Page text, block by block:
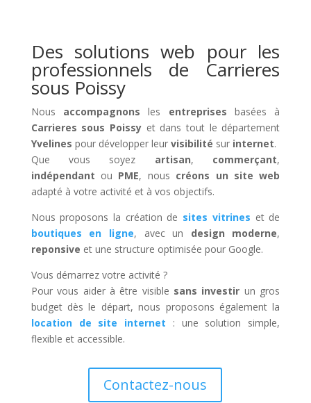
Des solutions web pour les
professionnels de Carrieres
sous Poissy
Nous accompagnons les entreprises basées à
Carrieres sous Poissy et dans tout le département
Yvelines pour développer leur visibilité sur internet.
Que vous soyez artisan, commerçant,
indépendant ou PME, nous créons un site web
adapté à votre activité et à vos objectifs.
Nous proposons la création de sites vitrines et de
boutiques en ligne, avec un design moderne,
reponsive et une structure optimisée pour Google.
Vous démarrez votre activité ?
Pour vous aider à être visible sans investir un gros
budget dès le départ, nous proposons également la
location de site internet : une solution simple,
flexible et accessible.
Contactez-nous